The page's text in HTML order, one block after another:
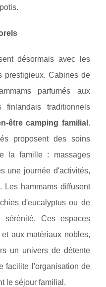
désormais avec les
prestigieux. Cabines de
parfumés aux
finlandais traditionnels
être camping familial .
proposent des soins
la famille : massages
une journée d'activités,
Les hammams diffusent
d'eucalyptus ou de
sérénité. Ces espaces
aux matériaux nobles,
un univers de détente
facilite l'organisation de
le séjour familial.